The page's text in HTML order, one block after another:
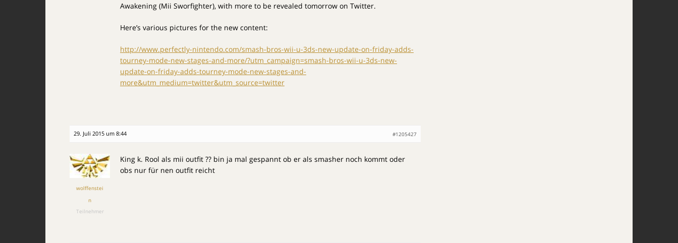
Awakening (Mii Sworfighter), with more to be revealed tomorrow on Twitter.
Here’s various pictures for the new content:
http://www.perfectly-nintendo.com/smash-bros-wii-u-3ds-new-update-on-friday-adds-
tourney-mode-new-stages-and-more/?utm_campaign=smash-bros-wii-u-3ds-new-
update-on-friday-adds-tourney-mode-new-stages-and-
more&utm_medium=twitter&utm_source=twitter
29. Juli 2015 um 8:44 #1205427
wolffenstei
n
Teilnehmer
King k. Rool als mii outfit ?? bin ja mal gespannt ob er als smasher noch kommt oder
obs nur für nen outfit reicht